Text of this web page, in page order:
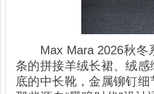
Max Mara 2026秋冬
条的拼接羊绒长裙、绒
底的中长靴，金属铆钉